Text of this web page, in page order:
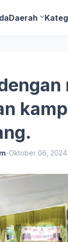
Daerah
-Oktober 06, 2024